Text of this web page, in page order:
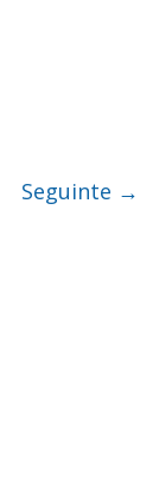
Seguinte →